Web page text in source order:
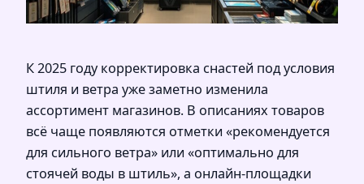
К 2025 году корректировка снастей под условия
штиля и ветра уже заметно изменила
ассортимент магазинов. В описаниях товаров
всё чаще появляются отметки «рекомендуется
для сильного ветра» или «оптимально для
стоячей воды в штиль», а онлайн‑площадки